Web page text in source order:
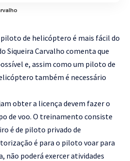
de helicóptero é mais fácil do
Siqueira Carvalho comenta que
e, assim como um piloto de
também é necessário
obter a licença devem fazer o
de voo. O treinamento consiste
é de piloto privado de
é para o piloto voar para
não poderá exercer atividades